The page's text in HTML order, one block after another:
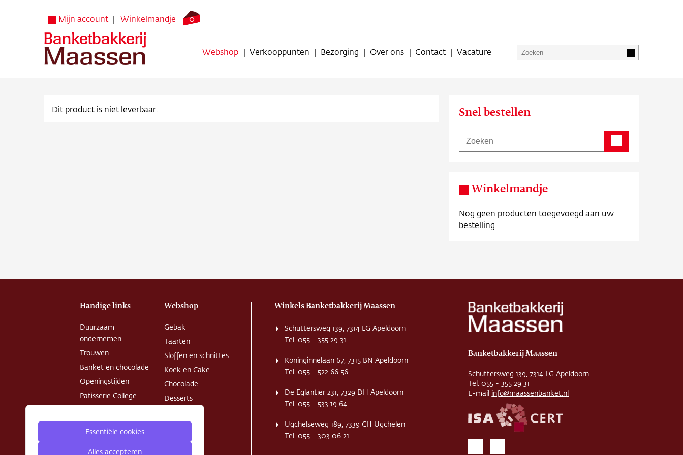
Mijn account Winkelmandje 0
Webshop Verkooppunten Bezorging Over ons Contact Vacature
Dit product is niet leverbaar. Snel bestellen
Winkelmandje
Nog geen producten toegevoegd aan uw
bestelling
Handige links
Duurzaam
ondernemen
Trouwen
Banket en chocolade
Openingstijden
Patisserie College
Algemene
voorwaarden
Webshop
Gebak
Taarten
Sloffen en schnittes
Koek en Cake
Chocolade
Desserts
Winkels Banketbakkerij Maassen
Schuttersweg 139, 7314 LG Apeldoorn
Tel. 055 - 355 29 31
Koninginnelaan 67, 7315 BN Apeldoorn
Tel. 055 - 522 66 56
De Eglantier 231, 7329 DH Apeldoorn
Tel. 055 - 533 19 64
Ugchelseweg 189, 7339 CH Ugchelen
Tel. 055 - 303 06 21
Banketbakkerij Maassen
Schuttersweg 139, 7314 LG Apeldoorn
Tel. 055 - 355 29 31
E-mail info@maassenbanket.nl
Essentiële cookies
Alles accepteren